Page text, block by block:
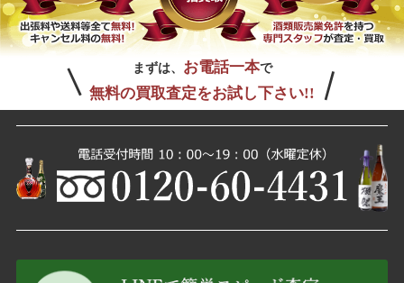
まずは、 お電話一本で
無料の買取査定をお試し下さい!!